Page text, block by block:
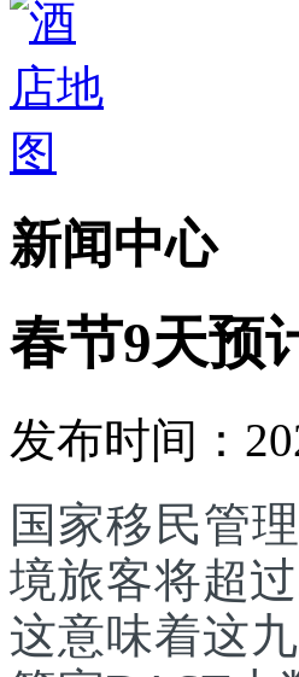
新闻中心
春节9天预
发布时间：
国家移民管
境旅客将超
这意味着这